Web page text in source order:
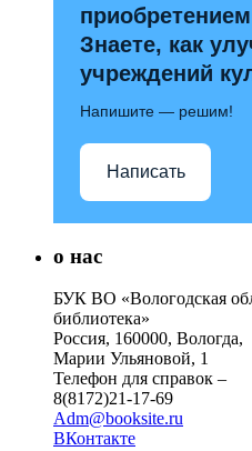
Знаете, как
учреждений
Напишите — решим!
Написать
о нас
БУК ВО «Вологодская
библиотека»
Россия, 160000, Вологда,
Марии Ульяновой, 1
Телефон для справок –
8(8172)21-17-69
Adm@booksite.ru
ВКонтакте